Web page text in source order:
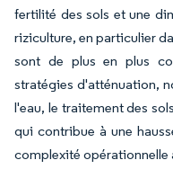
fertilité des sols et une
riziculture, en particulier
sont de plus en plus
stratégies d'atténuation,
l'eau, le traitement des
qui contribue à une
complexité opérationnelle